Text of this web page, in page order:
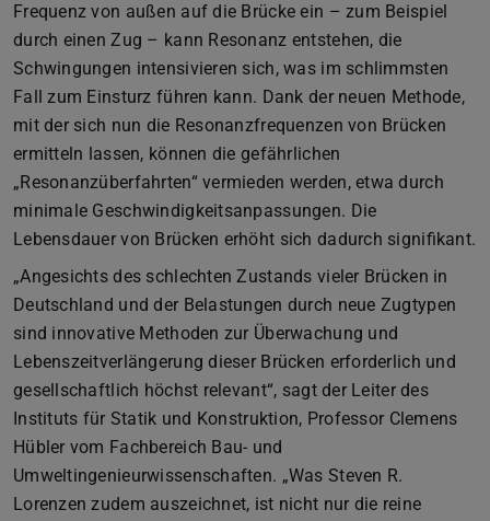
Frequenz von außen auf die Brücke ein – zum Beispiel
durch einen Zug – kann Resonanz entstehen, die
Schwingungen intensivieren sich, was im schlimmsten
Fall zum Einsturz führen kann. Dank der neuen Methode,
mit der sich nun die Resonanzfrequenzen von Brücken
ermitteln lassen, können die gefährlichen
„Resonanzüberfahrten“ vermieden werden, etwa durch
minimale Geschwindigkeitsanpassungen. Die
Lebensdauer von Brücken erhöht sich dadurch signifikant.
„Angesichts des schlechten Zustands vieler Brücken in
Deutschland und der Belastungen durch neue Zugtypen
sind innovative Methoden zur Überwachung und
Lebenszeitverlängerung dieser Brücken erforderlich und
gesellschaftlich höchst relevant“, sagt der Leiter des
Instituts für Statik und Konstruktion, Professor Clemens
Hübler vom Fachbereich Bau- und
Umweltingenieurwissenschaften. „Was Steven R.
Lorenzen zudem auszeichnet, ist nicht nur die reine